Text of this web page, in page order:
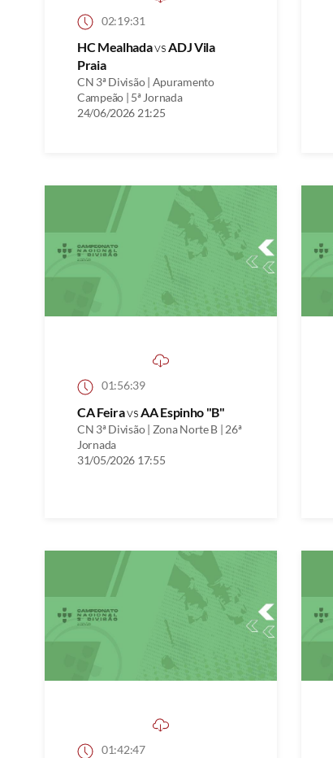
02:19:31
HC MealhadavsADJ Vila
Praia
CN 3ª Divisão | Apuramento
Campeão | 5ª Jornada
24/06/2026 21:25
01:56:39
CA FeiravsAA Espinho "B"
CN 3ª Divisão | Zona Norte B | 26ª
Jornada
31/05/2026 17:55
01:42:47